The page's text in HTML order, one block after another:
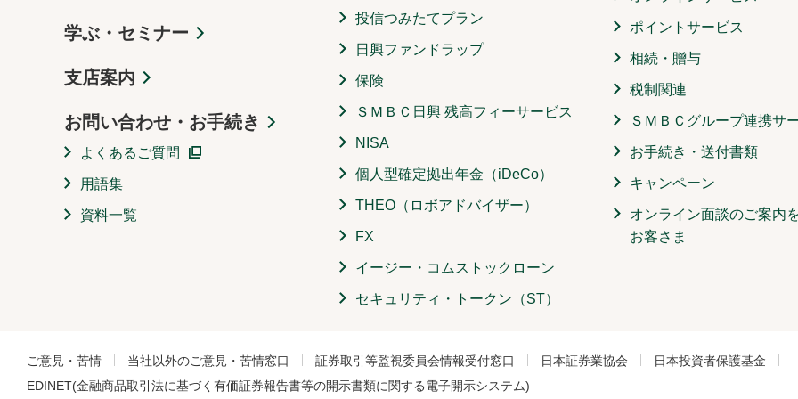
学ぶ・セミナー
支店案内
お問い合わせ・お手続き
よくあるご質問
用語集
資料一覧
投信つみたてプラン
日興ファンドラップ
保険
ＳＭＢＣ日興 残高フィーサービス
NISA
個人型確定拠出年金（iDeCo）
THEO（ロボアドバイザー）
FX
イージー・コムストックローン
セキュリティ・トークン（ST）
ポイントサービス
相続・贈与
税制関連
ＳＭＢＣグループ連携サ
お手続き・送付書類
キャンペーン
オンライン面談のご案内
お客さま
ご意見・苦情 当社以外のご意見・苦情窓口 証券取引等監視委員会情報受付窓口 日本証券業協会
日本投資者保護基金
EDINET(金融商品取引法に基づく有価証券報告書等の開示書類に関する電子開示システム)